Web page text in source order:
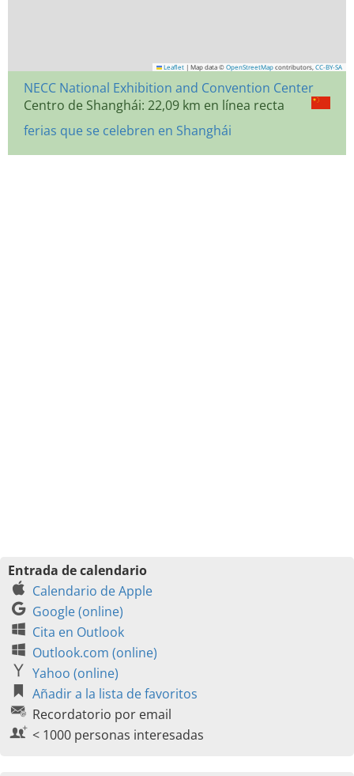
Leaflet | Map data © OpenStreetMap contributors, CC-BY-SA
NECC National Exhibition and Convention Center
Centro de Shanghái: 22,09 km en línea recta
ferias que se celebren en Shanghái
Entrada de calendario
Calendario de Apple
Google (online)
Cita en Outlook
Outlook.com (online)
Yahoo (online)
Añadir a la lista de favoritos
Recordatorio por email
< 1000 personas interesadas